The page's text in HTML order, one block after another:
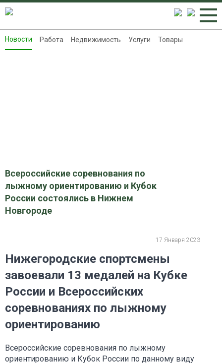
Новости
Новости Работа Недвижимость Услуги Товары
Всероссийские соревнования по
лыжному ориентированию и Кубок
России состоялись в Нижнем
Новгороде
17 Января 2023
Нижегородские спортсмены
завоевали 13 медалей на Кубке
России и Всероссийских
соревнованиях по лыжному
ориентированию
Всероссийские соревнования по лыжному
ориентированию и Кубок России по данному виду